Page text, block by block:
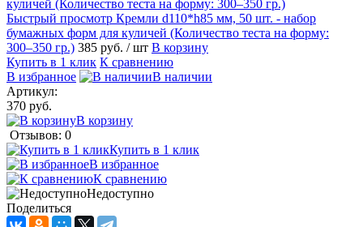
Быстрый просмотр Кремли d110*h85 мм, 50 шт. - набор
бумажных форм для куличей (Количество теста на форму:
300–350 гр.) 385 руб. / шт В корзину
Купить в 1 клик К сравнению
В избранное
В наличии
Артикул:
370 руб.
В корзину
Отзывов: 0
Купить в 1 клик
В избранное
К сравнению
Недоступно
Поделиться